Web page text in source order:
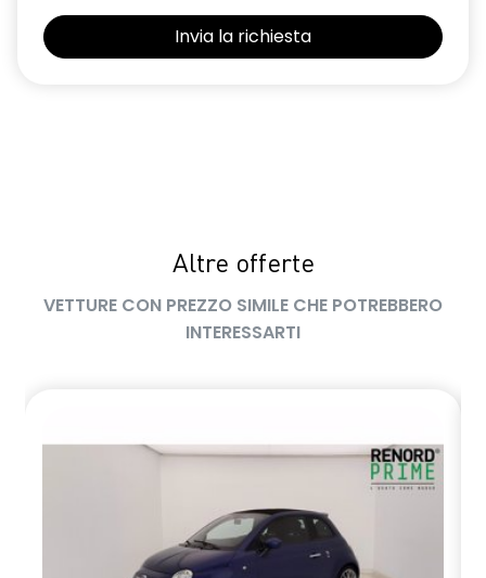
Sedili con sistema isofix
Volante regolabile in altezza e profondità
Altre offerte
VETTURE CON PREZZO SIMILE CHE POTREBBERO
INTERESSARTI